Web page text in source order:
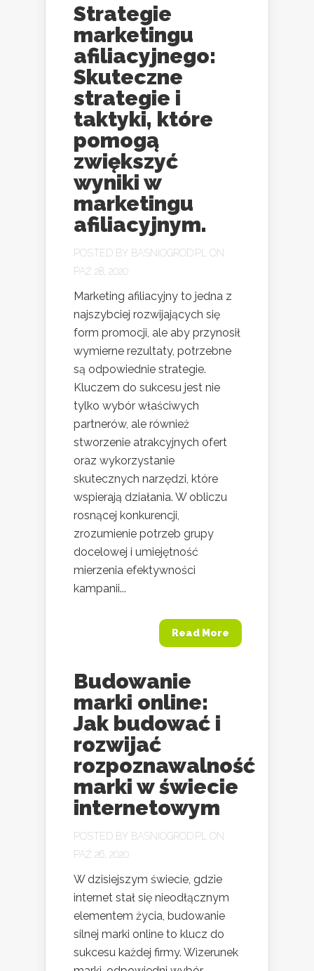
Strategie
marketingu
afiliacyjnego:
Skuteczne
strategie i
taktyki, które
pomogą
zwiększyć
wyniki w
marketingu
afiliacyjnym.
POSTED BY BASNIOGROD.PL
ON
PAŹ 28, 2020
Marketing afiliacyjny to jedna z
najszybciej rozwijających się
form promocji, ale aby przynosił
wymierne rezultaty, potrzebne
są odpowiednie strategie.
Kluczem do sukcesu jest nie
tylko wybór właściwych
partnerów, ale również
stworzenie atrakcyjnych ofert
oraz wykorzystanie
skutecznych narzędzi, które
wspierają działania. W obliczu
rosnącej konkurencji,
zrozumienie potrzeb grupy
docelowej i umiejętność
mierzenia efektywności
kampanii...
Read More
Budowanie
marki online:
Jak budować i
rozwijać
rozpoznawalność
marki w świecie
internetowym
POSTED BY BASNIOGROD.PL
ON
PAŹ 26, 2020
W dzisiejszym świecie, gdzie
internet stał się nieodłącznym
elementem życia, budowanie
silnej marki online to klucz do
sukcesu każdej firmy. Wizerunek